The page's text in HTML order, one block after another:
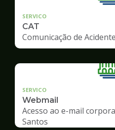
SERVICO
CAT
Comunicação de
SERVICO
Webmail
Acesso ao e-mail
Santos